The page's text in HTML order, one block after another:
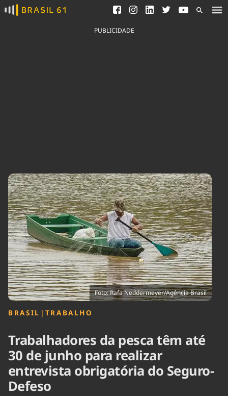
Ver todas as notícias
Saneamento
Indicadores
Agronegócios
Brasil
Brasil Mineral
Ciência &
Tecnologia
Cinema
Comportamento
Cultura
Economia
Educação
Infraestrutura
Internacional
Meio Ambiente
Podcast
Política
Saúde
Tempo
PUBLICIDADE
Foto: Rafa Neddermeyer/Agência Brasil
BRASIL | TRABALHO
Trabalhadores da pesca têm até
30 de junho para realizar
entrevista obrigatória do Seguro-
Defeso